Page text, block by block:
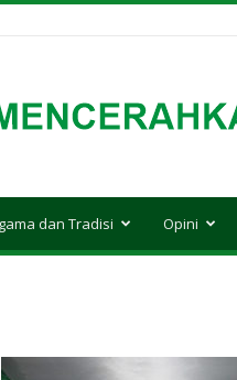
dan Tradisi Opini